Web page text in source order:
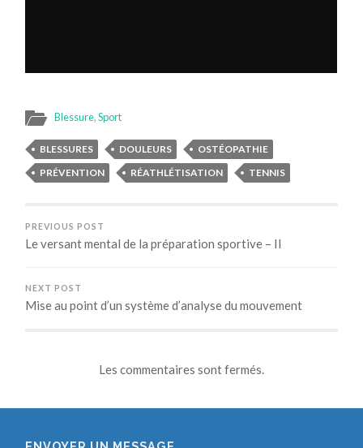
Blessure,Sport
BLESSURES DOULEURS
OSTÉOPATHIE
PRÉVENTION
RÉATHLÉTISATION TENNIS
PREVIOUS POST
Le versant mental de la préparation sportive – II
NEXT POST
Mise au point d’un système d’analyse du mouvement
Les commentaires sont fermés.